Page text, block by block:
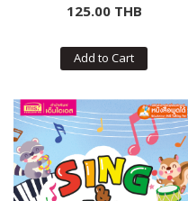
125.00 THB
Add to Cart